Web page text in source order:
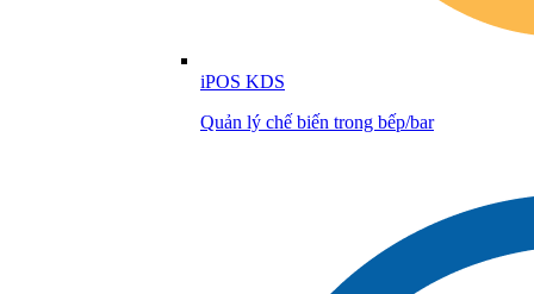
iPOS KDS
Quản lý chế biến trong bếp/bar